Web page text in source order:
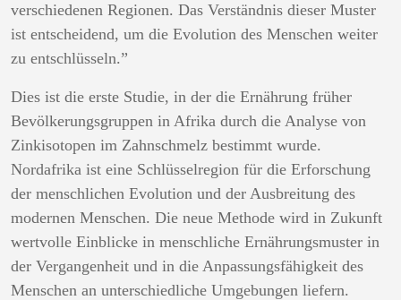
verschiedenen Regionen. Das Verständnis dieser Muster
ist entscheidend, um die Evolution des Menschen weiter
zu entschlüsseln.”
Dies ist die erste Studie, in der die Ernährung früher
Bevölkerungsgruppen in Afrika durch die Analyse von
Zinkisotopen im Zahnschmelz bestimmt wurde.
Nordafrika ist eine Schlüsselregion für die Erforschung
der menschlichen Evolution und der Ausbreitung des
modernen Menschen. Die neue Methode wird in Zukunft
wertvolle Einblicke in menschliche Ernährungsmuster in
der Vergangenheit und in die Anpassungsfähigkeit des
Menschen an unterschiedliche Umgebungen liefern.